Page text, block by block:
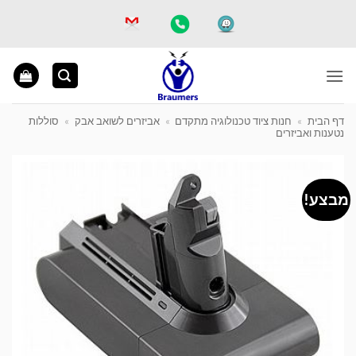
דף הבית » חנות ציוד טכנולוגיה מתקדם » אביזרים לשואב אבק » סוללות
נטענות ואביזרים
מבצע!